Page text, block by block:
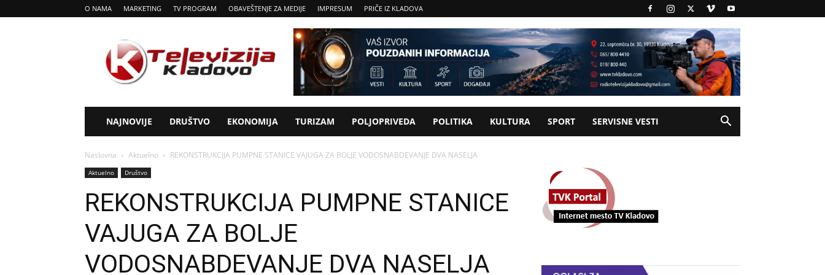
O NAMA MARKETING TV PROGRAM OBAVEŠTENJE ZA MEDIJE IMPRESUM PRIČE IZ KLADOVA
Tv
Kladovo
NAJNOVIJE DRUŠTVO EKONOMIJA TURIZAM POLJOPRIVEDA POLITIKA KULTURA SPORT SERVISNE VESTI
Naslovna Aktuelno REKONSTRUKCIJA PUMPNE STANICE VAJUGA ZA BOLJE VODOSNABDEVANJE DVA NASELJA
Aktuelno Društvo
REKONSTRUKCIJA PUMPNE STANICE
VAJUGA ZA BOLJE
VODOSNABDEVANJE DVA NASELJA